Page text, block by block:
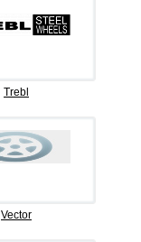
Trebl
Vector